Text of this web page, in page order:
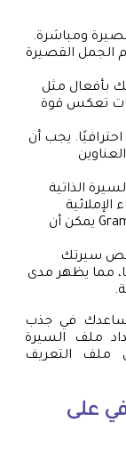
ومباشرة.
الجمل القصيرة
بأفعال مثل
تعكس قوة
يجب أن
الذاتية
والنحوية. استخدام أدوات مثل Grammarly يمكن أن
سيرتك
مما يظهر مدى
تساعدك في جذب
ملف السيرة
ملف التعريف
على